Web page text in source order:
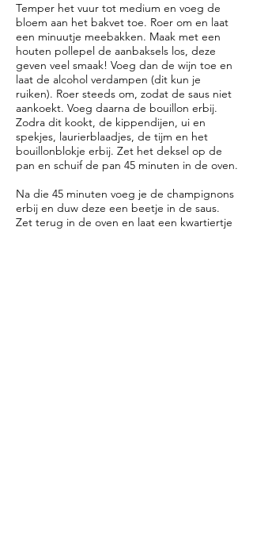
Temper het vuur tot medium en voeg de
bloem aan het bakvet toe. Roer om en laat
een minuutje meebakken. Maak met een
houten pollepel de aanbaksels los, deze
geven veel smaak! Voeg dan de wijn toe en
laat de alcohol verdampen (dit kun je
ruiken). Roer steeds om, zodat de saus niet
aankoekt. Voeg daarna de bouillon erbij.
Zodra dit kookt, de kippendijen, ui en
spekjes, laurierblaadjes, de tijm en het
bouillonblokje erbij. Zet het deksel op de
pan en schuif de pan 45 minuten in de oven.
Na die 45 minuten voeg je de champignons
erbij en duw deze een beetje in de saus.
Zet terug in de oven en laat een kwartiertje